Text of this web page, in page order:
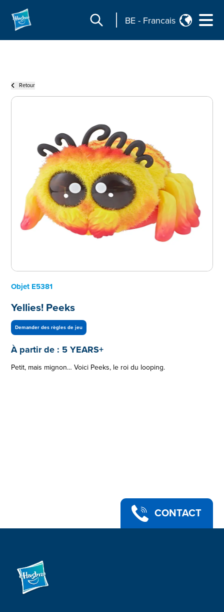
BE - Francais
Retour
Objet E5381
Yellies! Peeks
Demander des règles de jeu
À partir de : 5 YEARS+
Petit, mais mignon… Voici Peeks, le roi du looping.
CONTACT